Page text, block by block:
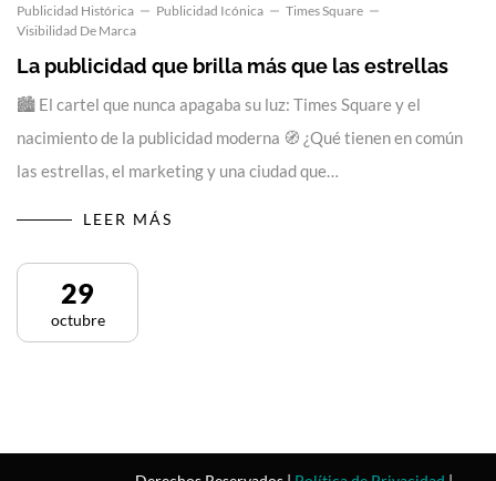
Publicidad Histórica
Publicidad Icónica
Times Square
Visibilidad De Marca
La publicidad que brilla más que las estrellas
🏙️ El cartel que nunca apagaba su luz: Times Square y el
nacimiento de la publicidad moderna 🧭 ¿Qué tienen en común
las estrellas, el marketing y una ciudad que…
LEER MÁS
29
octubre